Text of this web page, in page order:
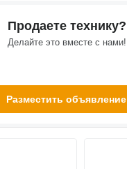
Продаете технику?
Делайте это вместе с нами!
Разместить объявление